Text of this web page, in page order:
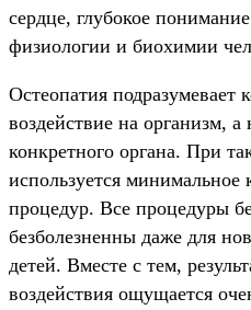
сердце, глубокое
физиологии и биохимии
Остеопатия подразумевает
воздействие на организм, а
конкретного органа. При
используется минимальное
процедур. Все процедуры
безболезненны даже для
детей. Вместе с тем,
воздействия ощущается